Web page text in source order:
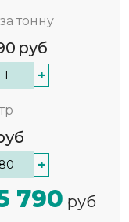
тонну
руб
+
+
790 руб